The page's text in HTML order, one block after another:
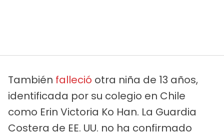
También falleció otra niña de 13 años,
identificada por su colegio en Chile
como Erin Victoria Ko Han. La Guardia
Costera de EE. UU. no ha confirmado